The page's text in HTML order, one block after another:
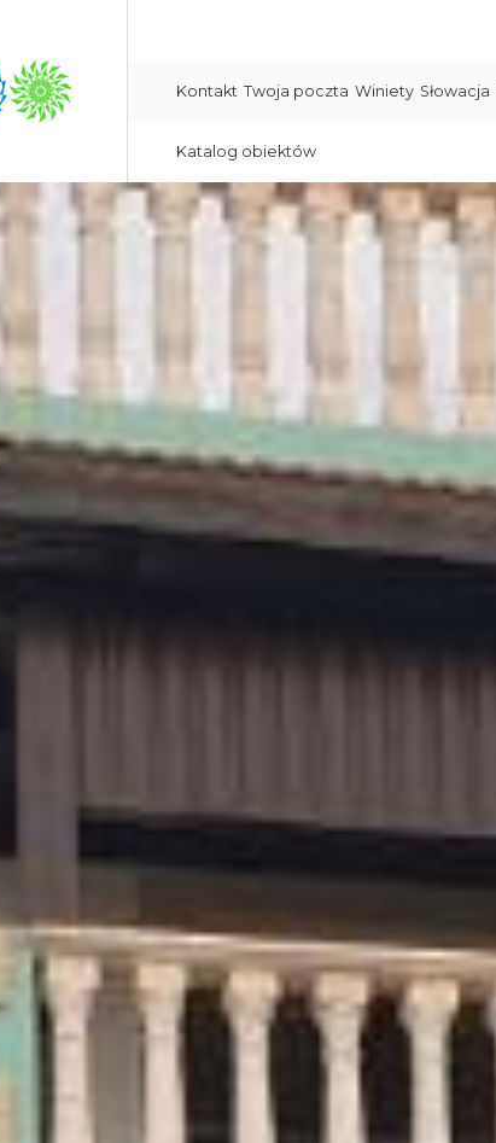
Kontakt Twoja poczta Winiety Słowacja
Katalog obiektów